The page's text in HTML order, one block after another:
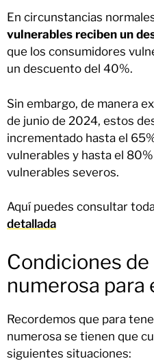
En circunstancias
vulnerables reciben un
que los consumidores
un descuento del 40%.
Sin embargo, de manera
de junio de 2024, estos
incrementado hasta el
vulnerables y hasta el
vulnerables severos.
Aquí puedes consultar
detallada
Condiciones de
numerosa para
Recordemos que para
numerosa se tienen que
siguientes situaciones: